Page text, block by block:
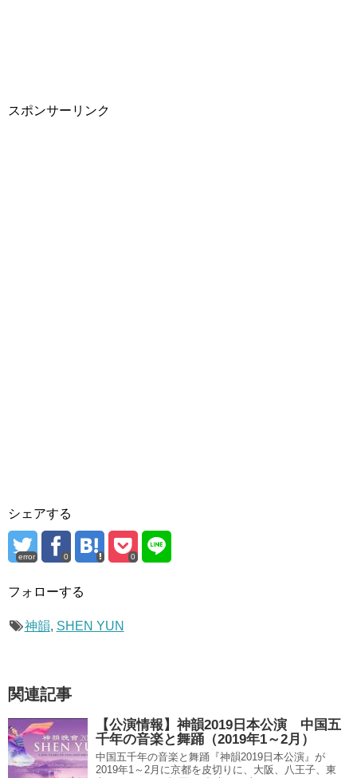
スポンサーリンク
シェアする
error 0 0
フォローする
神韻, SHEN YUN
関連記事
【公演情報】神韻2019日本公演 中国五
千年の音楽と舞踊（2019年1～2月）
中国五千年の音楽と舞踊『神韻2019日本公演』が
2019年1～2月に京都を皮切りに、大阪、八王子、東